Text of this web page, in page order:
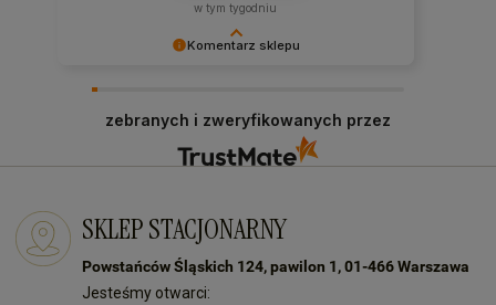
Komentarz sklepu
klienta i Twoja recenzja to nagroda za nasze
wysiłki - dziękujemy raz jeszcze i mamy nadzieję
- do szybkiego zobaczenia! Ms70
w tym tygodniu
zebranych i zweryfikowanych przez
SKLEP STACJONARNY
Powstańców Śląskich 124, pawilon 1, 01-466 Warszawa
Jesteśmy otwarci: